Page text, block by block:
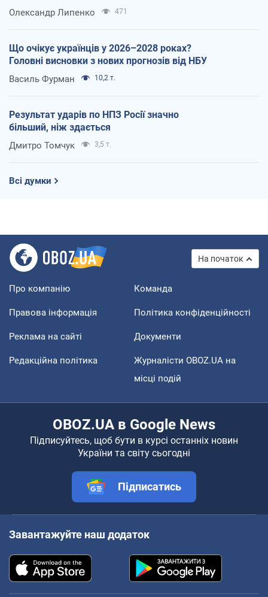
Олександр Липенко 471
Що очікує українців у 2026–2028 роках?
Головні висновки з нових прогнозів від НБУ
Василь Фурман 10,2 т.
Результат ударів по НПЗ Росії значно
більший, ніж здається
Дмитро Томчук 3,5 т.
Всі думки
На початок
Про компанію Команда
Правова інформація Політика конфіденційності
Реклама на сайті Документи
Редакційна політика
Журналісти OBOZ.UA на
місці подій
OBOZ.UA в Google News
Підписуйтесь, щоб бути в курсі останніх новин
України та світу сьогодні
Підписатись
Завантажуйте наш додаток